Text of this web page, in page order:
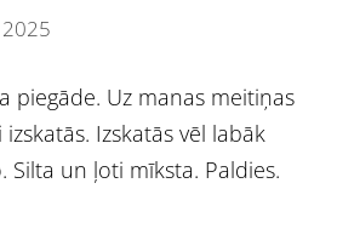
piegāde. Uz manas meitiņas
Izskatās vēl labāk
Silta un ļoti mīksta. Paldies.